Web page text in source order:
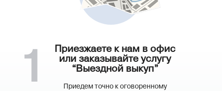
1
Приезжаете к нам в офис
или заказывайте услугу
“Выездной выкуп”
Приедем точно к оговоренному